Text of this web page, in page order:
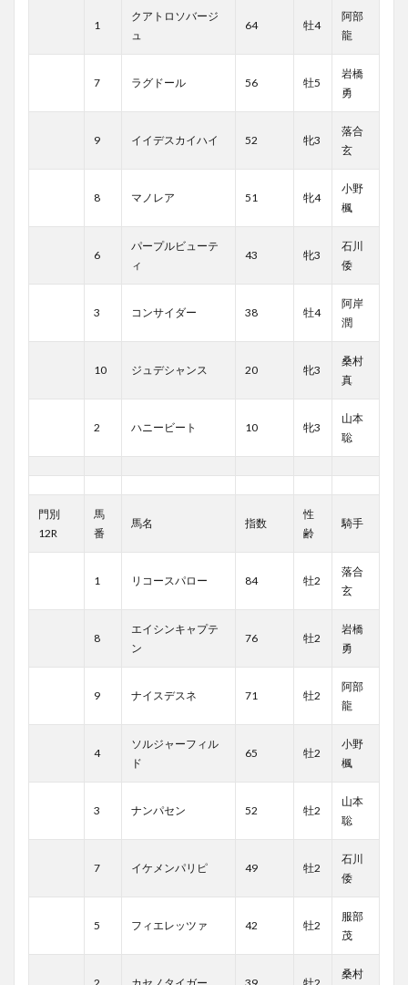
1
クアトロソバージ
ュ
64 牡4
阿部
龍
7 ラグドール 56 牡5
岩橋
勇
9 イイデスカイハイ 52 牝3
落合
玄
8 マノレア 51 牝4
小野
楓
6
パープルビューテ
ィ
43 牝3
石川
倭
3 コンサイダー 38 牡4
阿岸
潤
10 ジュデシャンス 20 牝3
桑村
真
2 ハニービート 10 牝3
山本
聡
門別
12R
馬
番
馬名 指数
性
齢
騎手
1 リコースパロー 84 牡2
落合
玄
8
エイシンキャプテ
ン
76 牡2
岩橋
勇
9 ナイスデスネ 71 牡2
阿部
龍
4
ソルジャーフィル
ド
65 牡2
小野
楓
3 ナンパセン 52 牡2
山本
聡
7 イケメンパリピ 49 牡2
石川
倭
5 フィエレッツァ 42 牡2
服部
茂
桑村